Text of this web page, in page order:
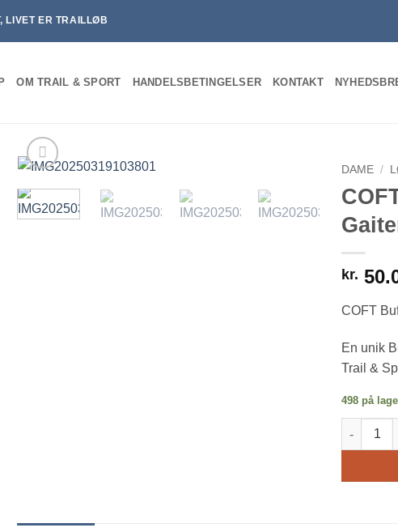
LIVET ER TRAILLØB
OM TRAIL & SPORT HANDELSBETINGELSER KONTAKT
DAME /
kr.
COFT
En unik
Trail &
498 på
COFT